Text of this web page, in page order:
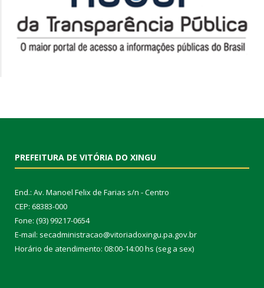
PREFEITURA DE VITÓRIA DO XINGU
End.: Av. Manoel Felix de Farias s/n - Centro
CEP: 68383-000
Fone: (93) 99217-0654
E-mail: secadministracao@vitoriadoxingu.pa.gov.br
Horário de atendimento: 08:00-14:00 hs (seg a sex)